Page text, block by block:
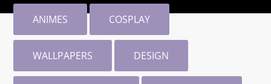
ANIMES COSPLAY
WALLPAPERS DESIGN